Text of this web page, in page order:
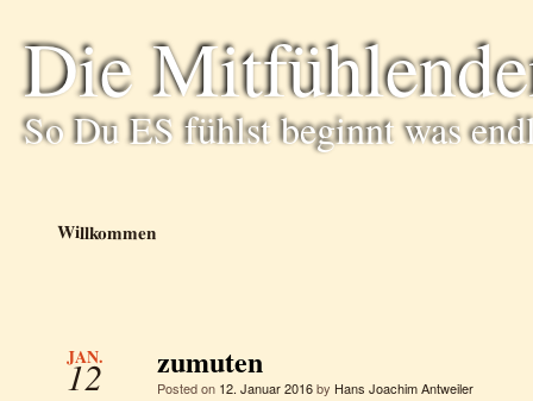
Die
So Du ES fühlst beginnt was
Willkommen
JAN.
12 zumuten
Posted on 12. Januar 2016by Hans Joachim Antweiler